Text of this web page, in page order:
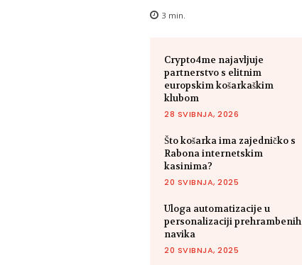
3 min.
Crypto4me najavljuje
partnerstvo s elitnim
europskim košarkaškim
klubom
28 SVIBNJA, 2026
Što košarka ima zajedničko s
Rabona internetskim
kasinima?
20 SVIBNJA, 2025
Uloga automatizacije u
personalizaciji prehrambenih
navika
20 SVIBNJA, 2025